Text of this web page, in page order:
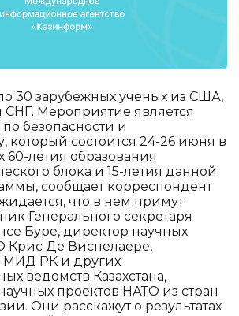
30 зарубежных ученых из США,
СНГ. Мероприятие является
безопасности и
который состоится 24-26 июня в
60-летия образования
блока и 15-летия данной
сообщает корреспондент
что в нем примут
Генерального секретаря
Буре, директор научных
Крис Де Виспелаере,
МИД РК и других
ведомств Казахстана,
проектов НАТО из стран
Они расскажут о результатах